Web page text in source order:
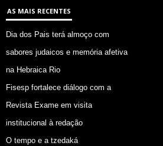
AS MAIS RECENTES
Dia dos Pais terá almoço com
sabores judaicos e memória afetiva
na Hebraica Rio
Fisesp fortalece diálogo com a
Revista Exame em visita
institucional à redação
O tempo e a tzedaká